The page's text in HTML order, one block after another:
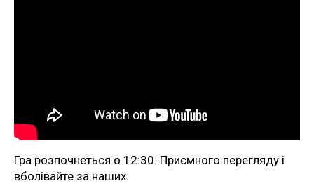
Гра розпочнеться о 12:30. Приємного перегляду і
вболівайте за наших.